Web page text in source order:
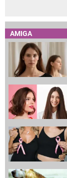
AMIGA